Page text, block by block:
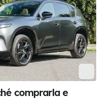
comprarla e